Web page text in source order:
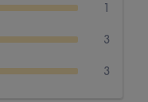
1
3
3